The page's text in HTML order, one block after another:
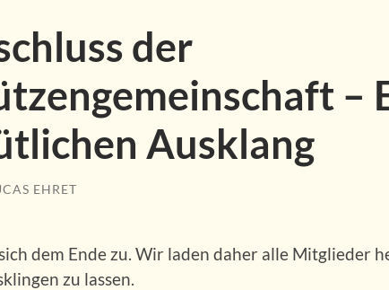
der
–
Ausklang
EHRET
dem Ende zu. Wir laden daher alle Mitglieder
zu lassen.